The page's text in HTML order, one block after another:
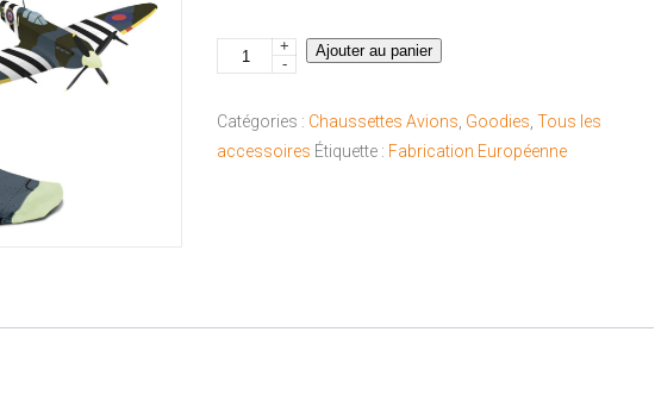
quantité
Chaussettes
+
-
Ajouter au panier
Catégories : Chaussettes Avions Goodies ,Tous les
accessoires Étiquette : Fabrication Européenne